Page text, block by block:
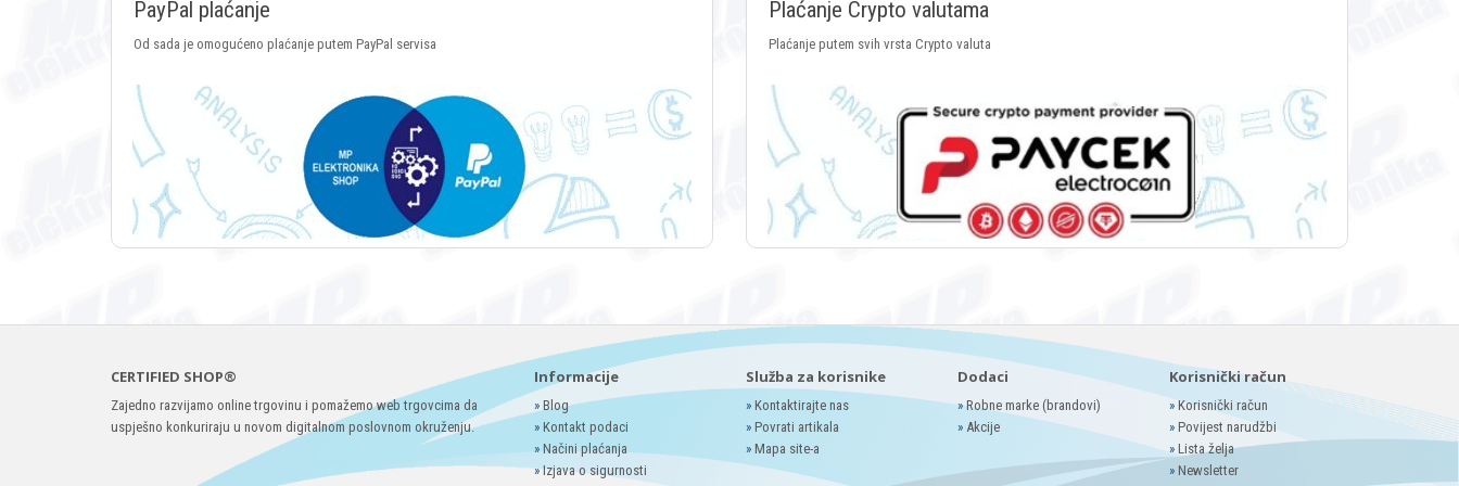
PayPal plaćanje
Od sada je omogućeno plaćanje putem PayPal servisa
Plaćanje Crypto valutama
Plaćanje putem svih vrsta Crypto valuta
CERTIFIED SHOP®
Zajedno razvijamo online trgovinu i pomažemo web trgovcima da
uspješno konkuriraju u novom digitalnom poslovnom okruženju.
Informacije
» Blog
» Kontakt podaci
» Načini plaćanja
»Izjava o sigurnosti
Služba za korisnike
» Kontaktirajte nas
» Povrati artikala
» Mapa site-a
Dodaci
»Robne marke (brandovi)
» Akcije
Korisnički račun
» Korisnički račun
» Povijest narudžbi
» Lista želja
» Newsletter